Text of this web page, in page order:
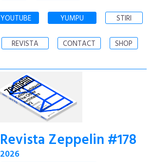
YOUTUBE YUMPU STIRI
REVISTA CONTACT SHOP
Revista Zeppelin #178
2026